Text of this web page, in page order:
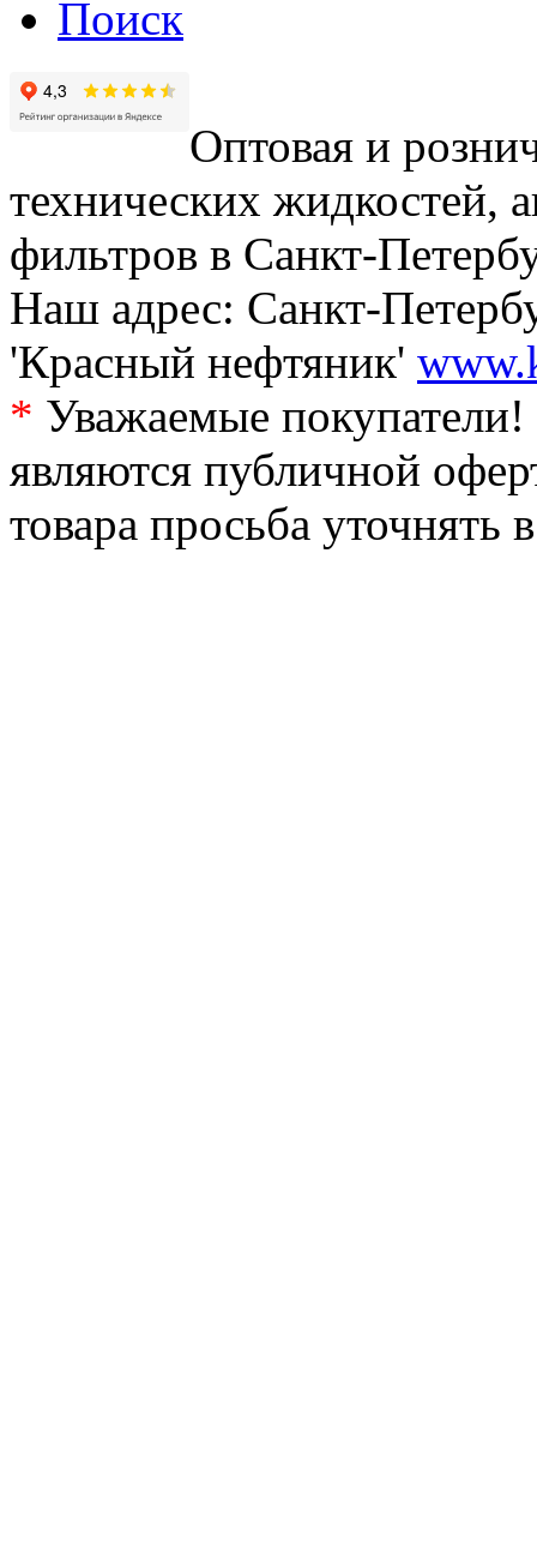
Поиск
Оптовая и
технических жидкостей,
фильтров в Санкт-
Наш адрес: Санкт-
'Красный нефтяник'
* Уважаемые
являются публичной
товара просьба уточнять